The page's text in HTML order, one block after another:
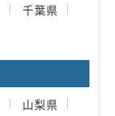
千葉県
山梨県